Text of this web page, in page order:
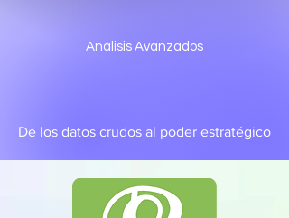
Análisis Avanzados
De los datos crudos al poder estratégico